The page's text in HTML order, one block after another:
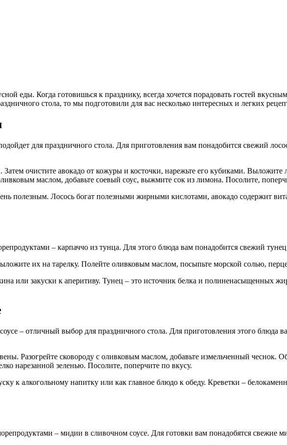
еды. Когда готовишься к празднику, всегда хочется порадовать гостей
стола, то мы подготовили для вас несколько интересных и легких
для праздничного стола. Для приготовления вам понадобится свежий
очистите авокадо от кожуры и косточки, нарежьте его кубиками. Выложите
маслом, добавьте соевый соус, выжмите сок из лимона. Посолите,
полезным. Лосось богат полезными жирными кислотами, авокадо содержит
– карпаччо из тунца. Для этого блюда вам понадобится свежий
их на тарелку. Полейте оливковым маслом, посыпьте морской солью,
или закуски к аперитиву. Тунец – это источник белка и полиненасыщенных
– отличный выбор для праздничного стола. Для приготовления этого блюда
Разогрейте сковороду с оливковым маслом, добавьте измельченный чеснок.
нарезанной зеленью. Посолите, поперчите по вкусу.
к алкогольному напитку или как главное блюдо к обеду. Креветки –
– мидии в сливочном соусе. Для готовки вам понадобятся свежие